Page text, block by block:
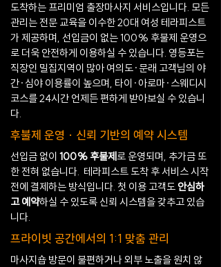
도착하는 프리미엄 출장마사지 서비스입니다. 모든
관리는 전문 교육을 이수한 20대 여성 테라피스트
가 제공하며, 선입금이 없는 100% 후불제 운영으
로 더욱 안전하게 이용하실 수 있습니다. 영등포는
직장인 밀집지역이 많아 여의도·문래 고객님의 야
간·심야 이용률이 높으며, 타이·아로마·스웨디시
코스를 24시간 언제든 편하게 받아보실 수 있습니
다.
후불제 운영 · 신뢰 기반의 예약 시스템
선입금 없이 100% 후불제로 운영되며, 추가금 또
한 전혀 없습니다. 테라피스트 도착 후 서비스 시작
전에 결제하는 방식입니다. 첫 이용 고객도 안심하
고 예약하실 수 있도록 신뢰 시스템을 갖추고 있습
니다.
프라이빗 공간에서의 1:1 맞춤 관리
마사지숍 방문이 불편하거나 외부 노출을 원치 않